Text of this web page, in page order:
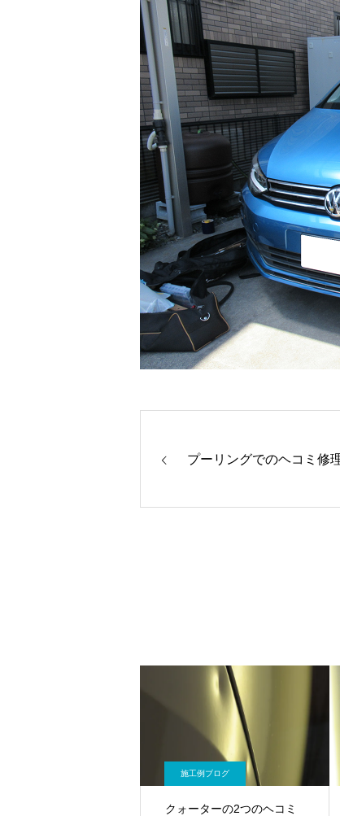
プーリングでのヘコミ修
施工例ブログ
クォーターの2つのヘコミ